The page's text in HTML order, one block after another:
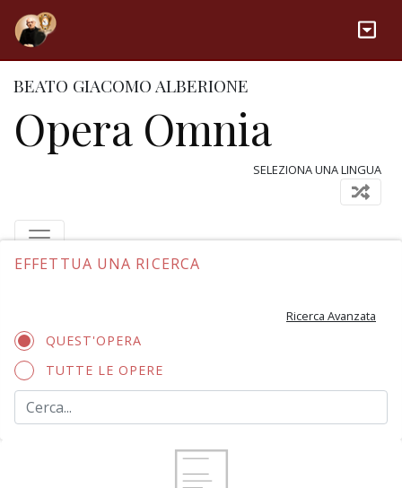
BEATO GIACOMO ALBERIONE
Opera Omnia
SELEZIONA UNA LINGUA
EFFETTUA UNA RICERCA
Ricerca Avanzata
QUEST'OPERA
TUTTE LE OPERE